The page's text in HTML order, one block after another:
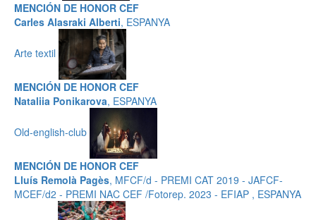
MENCIÓN DE HONOR CEF
Carles Alasraki Alberti, ESPANYA
Arte textil
MENCIÓN DE HONOR CEF
Nataliia Ponikarova, ESPANYA
Old-english-club
MENCIÓN DE HONOR CEF
Lluís Remolà Pagès, MFCF/d - PREMI CAT 2019 - JAFCF-
MCEF/d2 - PREMI NAC CEF /Fotorep. 2023 - EFIAP , ESPANYA